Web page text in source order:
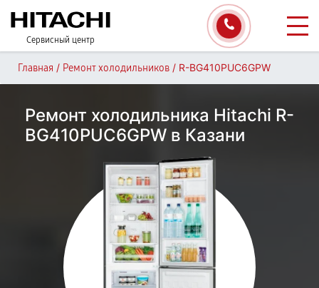
Сервисный центр
Главная / Ремонт холодильников / R-BG410PUC6GPW
Ремонт холодильника Hitachi R-
BG410PUC6GPW в Казани